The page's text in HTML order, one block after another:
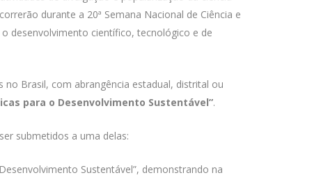
durante a 20ª Semana Nacional de Ciência e
desenvolvimento científico, tecnológico e de
Brasil, com abrangência estadual, distrital ou
para o Desenvolvimento Sustentável”.
submetidos a uma delas:
Sustentável”, demonstrando na